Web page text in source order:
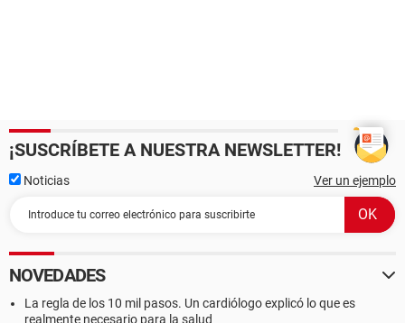
¡SUSCRÍBETE A NUESTRA NEWSLETTER!
Noticias Ver un ejemplo
NOVEDADES
La regla de los 10 mil pasos. Un cardiólogo explicó lo que es
realmente necesario para la salud